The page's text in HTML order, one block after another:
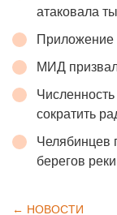
атаковала
Приложение
МИД призвал
сократить
Челябинцев
берегов
← НОВОСТИ